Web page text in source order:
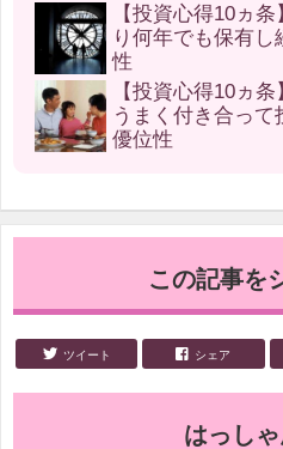
【投資心得10ヵ
り何年でも保有
性
【投資心得10ヵ
うまく付き合って
優位性
この記事を
ツイート シェア
はっし